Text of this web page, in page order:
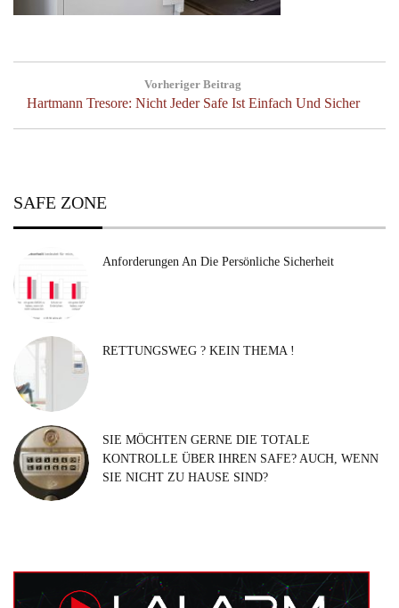
Vorheriger Beitrag
Previous
Hartmann Tresore: Nicht Jeder Safe Ist Einfach Und Sicher
SAFE ZONE
Anforderungen An Die Persönliche Sicherheit
RETTUNGSWEG ? KEIN THEMA !
SIE MÖCHTEN GERNE DIE TOTALE
KONTROLLE ÜBER IHREN SAFE? AUCH, WENN
SIE NICHT ZU HAUSE SIND?